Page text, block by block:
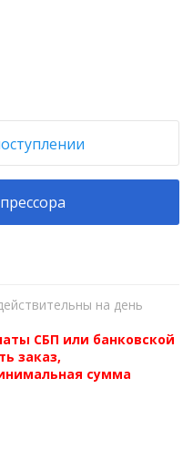
на день
СБП или банковской
заказ,
сумма